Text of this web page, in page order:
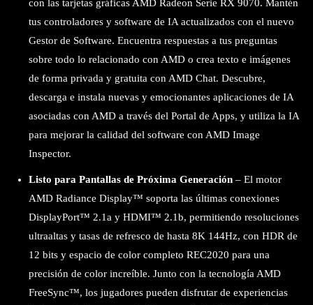
con las tarjetas gráficas AMD Radeon Serie RX 9070. Mantén
tus controladores y software de IA actualizados con el nuevo
Gestor de Software. Encuentra respuestas a tus preguntas
sobre todo lo relacionado con AMD o crea texto e imágenes
de forma privada y gratuita con AMD Chat. Descubre,
descarga e instala nuevas y emocionantes aplicaciones de IA
asociadas con AMD a través del Portal de Apps, y utiliza la IA
para mejorar la calidad del software con AMD Image
Inspector.
Listo para Pantallas de Próxima Generación – El motor
AMD Radiance Display™ soporta las últimas conexiones
DisplayPort™ 2.1a y HDMI™ 2.1b, permitiendo resoluciones
ultraaltas y tasas de refresco de hasta 8K 144Hz, con HDR de
12 bits y espacio de color completo REC2020 para una
precisión de color increíble. Junto con la tecnología AMD
FreeSync™, los jugadores pueden disfrutar de experiencias